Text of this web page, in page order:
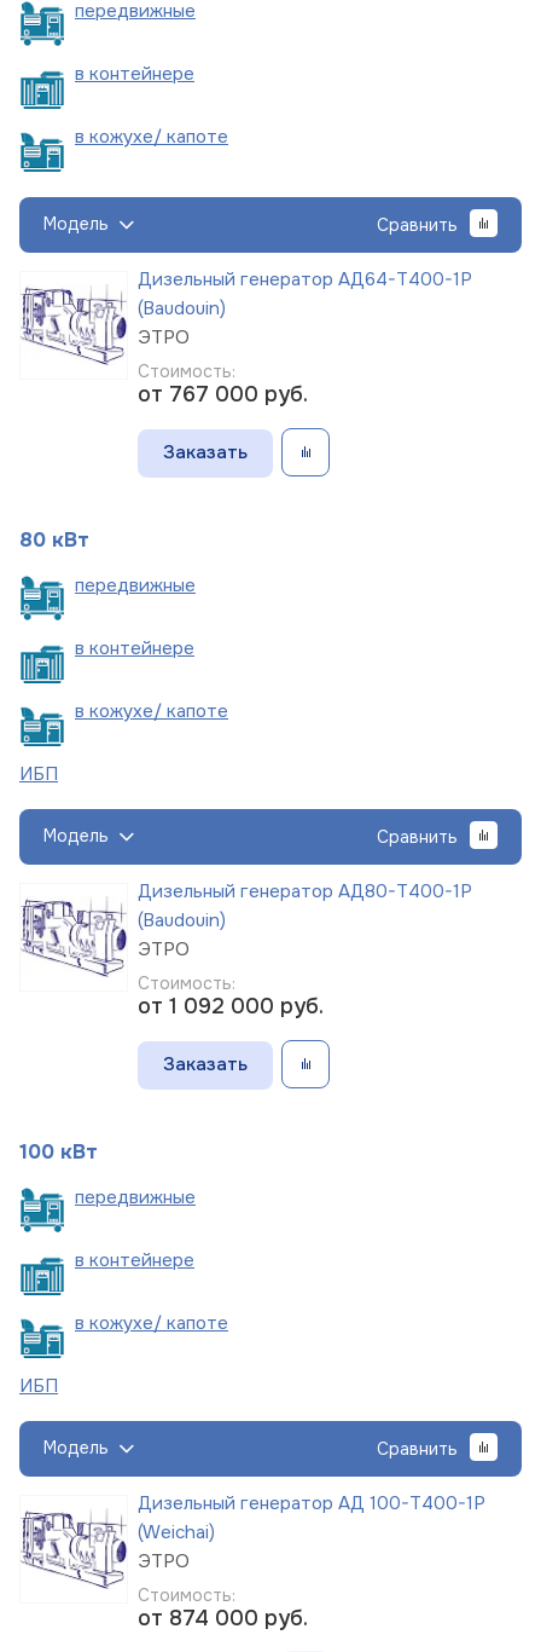
передвижные
в контейнере
в кожухе/ капоте
Модель Сравнить
Дизельный генератор АД64-Т400-1Р
(Baudouin)
ЭТРО
Стоимость:
от 767 000 руб.
Заказать
80 кВт
передвижные
в контейнере
в кожухе/ капоте
ИБП
Модель Сравнить
Дизельный генератор АД80-Т400-1Р
(Baudouin)
ЭТРО
Стоимость:
от 1 092 000 руб.
Заказать
100 кВт
передвижные
в контейнере
в кожухе/ капоте
ИБП
Модель Сравнить
Дизельный генератор АД 100-Т400-1Р
(Weichai)
ЭТРО
Стоимость:
от 874 000 руб.